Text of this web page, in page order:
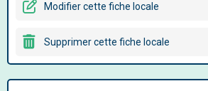
Modifier cette fiche locale
Supprimer cette fiche locale